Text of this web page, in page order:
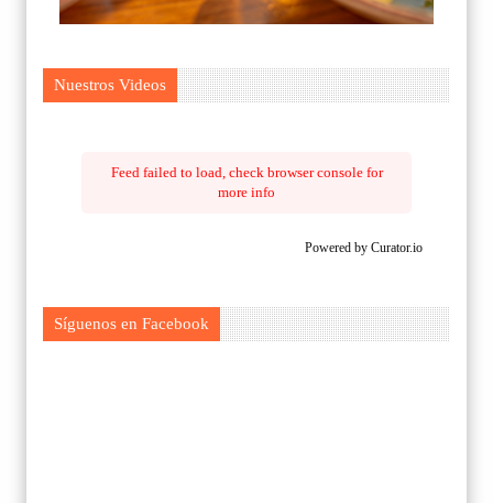
Nuestros Videos
Feed failed to load, check browser console for
more info
Powered by Curator.io
Síguenos en Facebook